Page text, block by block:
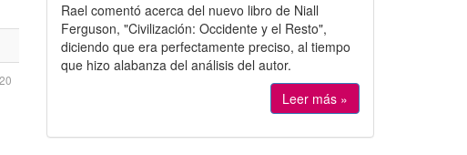
Rael comentó acerca del nuevo libro de Niall
Ferguson, "Civilización: Occidente y el Resto",
diciendo que era perfectamente preciso, al tiempo
que hizo alabanza del análisis del autor.
Leer más »